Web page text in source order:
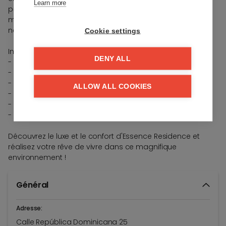
permettant de profiter pleinement de l'environnement
magnifique. Ce projet est également équipé de
nombreuses installations de luxe.
Installations :
- Salle de sport
- Espace de co-working
- Espace détente
- Piscine intérieure
- Piscine extérieure
- Spa
Découvrez le luxe et le confort d'Essence Residence et
réalisez votre rêve de vivre dans ce magnifique
environnement !
Général
Adresse:
Calle República Dominicana 25
Learn more
Cookie settings
DENY ALL
ALLOW ALL COOKIES